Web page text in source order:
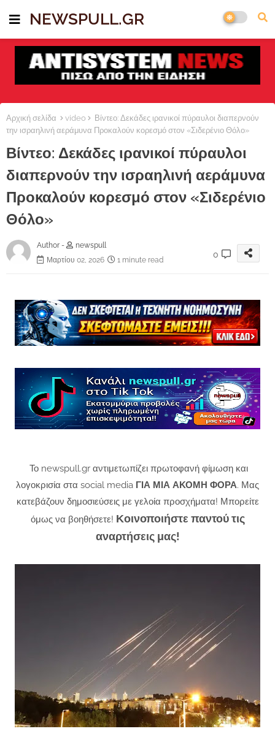
NEWSPULL.GR
Αρχική σελίδα video
Βίντεο: Δεκάδες ιρανικοί πύραυλοι διαπερνούν
την ισραηλινή αεράμυνα Προκαλούν κορεσμό στον «Σιδερένιο Θόλο»
Βίντεο: Δεκάδες ιρανικοί πύραυλοι
διαπερνούν την ισραηλινή αεράμυνα
Προκαλούν κορεσμό στον «Σιδερένιο
Θόλο»
Author -
newspull
Μαρτίου 02, 2026
1 minute read
0
Το newspull.gr αντιμετωπίζει πρωτοφανή φίμωση και
λογοκρισία στα social media ΓΙΑ ΜΙΑ ΑΚΟΜΗ ΦΟΡΑ. Μας
κατεβάζουν δημοσιεύσεις με γελοία προσχήματα! Μπορείτε
όμως να βοηθήσετε! Κοινοποιήστε παντού τις
αναρτήσεις μας!